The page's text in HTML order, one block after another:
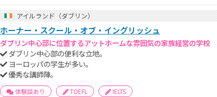
アイルランド（ダブリン）
ホーナー・スクール・オブ・イングリッシュ
ダブリン中心部に位置するアットホームな雰囲気の家族経営の学校
ダブリン中心部の便利な立地。
ヨーロッパの学生が多い。
優秀な講師陣。
体験談あり TOEFL IELTS